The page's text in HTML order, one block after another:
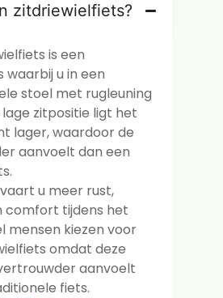
zitdriewielfiets?
is een
waarbij u in een
stoel met rugleuning
lage zitpositie ligt het
lager, waardoor de
aanvoelt dan een
u meer rust,
comfort tijdens het
mensen kiezen voor
omdat deze
aanvoelt
fiets.